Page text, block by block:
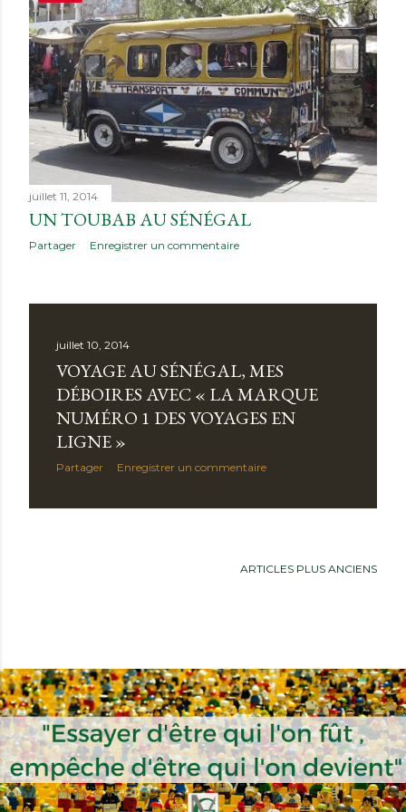
i
c
l
e
s
juillet 11, 2014
UN TOUBAB AU SÉNÉGAL
Partager Enregistrer un commentaire
juillet 10, 2014
VOYAGE AU SÉNÉGAL, MES
DÉBOIRES AVEC « LA MARQUE
NUMÉRO 1 DES VOYAGES EN
LIGNE »
Partager Enregistrer un commentaire
ARTICLES PLUS ANCIENS